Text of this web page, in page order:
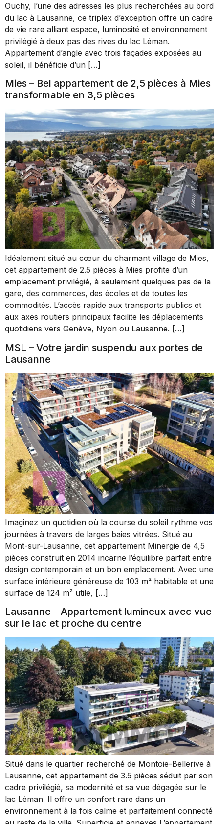
Ouchy, l’une des adresses les plus recherchées au bord
du lac à Lausanne, ce triplex d’exception offre un cadre
de vie rare alliant espace, luminosité et environnement
privilégié à deux pas des rives du lac Léman.
Appartement d’angle avec trois façades exposées au
soleil, il bénéficie d’un […]
Mies – Bel appartement de 2,5 pièces à Mies
transformable en 3,5 pièces
Idéalement situé au cœur du charmant village de Mies,
cet appartement de 2.5 pièces à Mies profite d’un
emplacement privilégié, à seulement quelques pas de la
gare, des commerces, des écoles et de toutes les
commodités. L’accès rapide aux transports publics et
aux axes routiers principaux facilite les déplacements
quotidiens vers Genève, Nyon ou Lausanne. […]
MSL – Votre jardin suspendu aux portes de
Lausanne
Imaginez un quotidien où la course du soleil rythme vos
journées à travers de larges baies vitrées. Situé au
Mont-sur-Lausanne, cet appartement Minergie de 4,5
pièces construit en 2014 incarne l’équilibre parfait entre
design contemporain et un bon emplacement. Avec une
surface intérieure généreuse de 103 m² habitable et une
surface de 124 m² utile, […]
Lausanne – Appartement lumineux avec vue
sur le lac et proche du centre
Situé dans le quartier recherché de Montoie-Bellerive à
Lausanne, cet appartement de 3.5 pièces séduit par son
cadre privilégié, sa modernité et sa vue dégagée sur le
lac Léman. Il offre un confort rare dans un
environnement à la fois calme et parfaitement connecté